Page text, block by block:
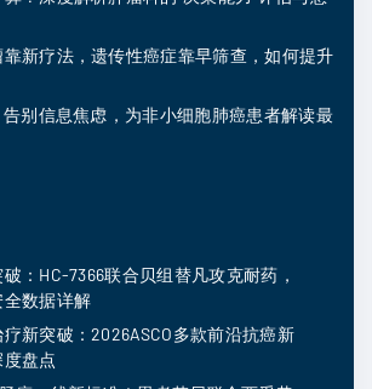
新疗法，遗传性癌症靠早筛查，如何提升
别信息焦虑，为非小细胞肺癌患者解读最
：HC-7366联合贝组替凡攻克耐药，
数据详解
新突破：2026ASCO多款前沿抗癌新
盘点